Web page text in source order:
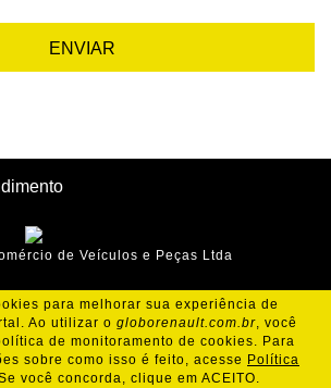
ENVIAR
de Veículos e Peças Ltda
para melhorar sua experiência de
Ao utilizar o globorenault.com.br, você
de monitoramento de cookies. Para
sobre como isso é feito, acesse Política
você concorda, clique em ACEITO.